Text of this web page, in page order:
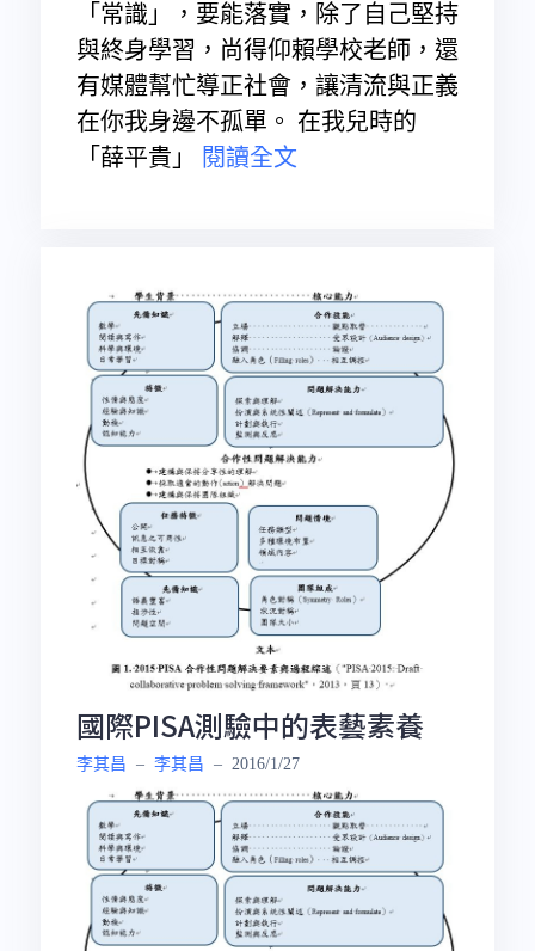
「常識」，要能落實，除了自己堅持
與終身學習，尚得仰賴學校老師，還
有媒體幫忙導正社會，讓清流與正義
在你我身邊不孤單。 在我兒時的
「薛平貴」
閱讀全文
國際PISA測驗中的表藝素養
李其昌 – 李其昌 – 2016/1/27